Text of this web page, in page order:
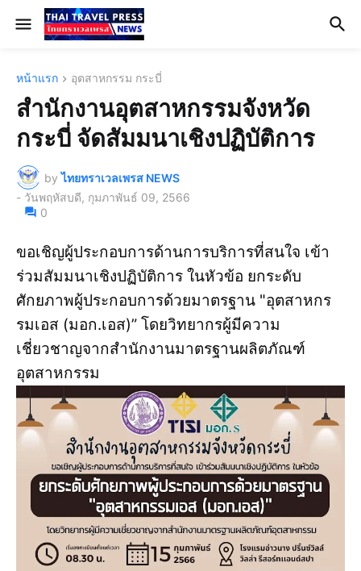
หน้าแรก อุตสาหกรรม กระบี่
สำนักงานอุตสาหกรรมจังหวัด
กระบี่ จัดสัมมนาเชิงปฏิบัติการ
by ไทยทราเวลเพรส NEWS
- วันพฤหัสบดี, กุมภาพันธ์ 09, 2566
0
ขอเชิญผู้ประกอบการด้านการบริการที่สนใจ เข้า
ร่วมสัมมนาเชิงปฏิบัติการ ในหัวข้อ ยกระดับ
ศักยภาพผู้ประกอบการด้วยมาตรฐาน "อุตสาหกร
รมเอส (มอก.เอส)” โดยวิทยากรผู้มีความ
เชี่ยวชาญจากสำนักงานมาตรฐานผลิตภัณฑ์
อุตสาหกรรม